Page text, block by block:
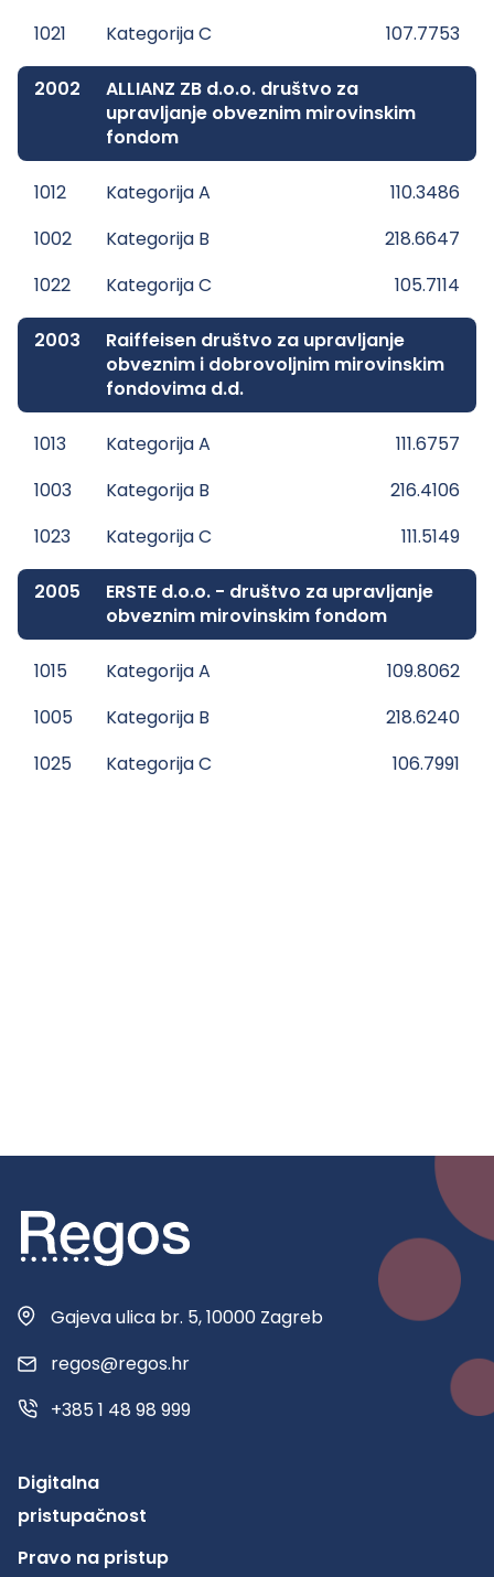
1021
Kategorija C 107.7753
2002
ALLIANZ ZB d.o.o. društvo za
upravljanje obveznim mirovinskim
fondom
1012 Kategorija A
110.3486
1002
Kategorija B
218.6647
1022
Kategorija C 105.7114
2003
Raiffeisen društvo za upravljanje
obveznim i dobrovoljnim mirovinskim
fondovima d.d.
1013 Kategorija A
111.6757
1003
Kategorija B
216.4106
1023
Kategorija C 111.5149
2005
ERSTE d.o.o. - društvo za upravljanje
obveznim mirovinskim fondom
1015 Kategorija A
109.8062
1005
Kategorija B
218.6240
1025
Kategorija C 106.7991
Gajeva ulica br. 5, 10000 Zagreb
regos@regos.hr
+385 1 48 98 999
Digitalna
pristupačnost
Pravo na pristup